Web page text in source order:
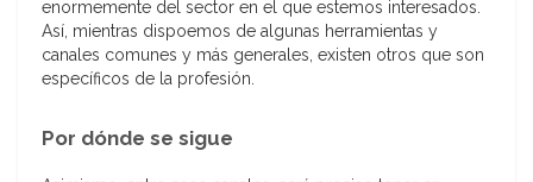
enormemente del sector en el que estemos interesados.
Así, mientras dispoemos de algunas herramientas y
canales comunes y más generales, existen otros que son
específicos de la profesión.
Por dónde se sigue